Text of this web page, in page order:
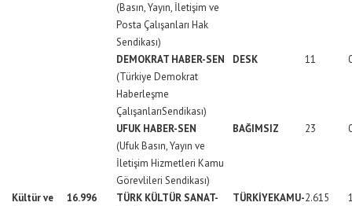
(Basın, Yayın, İletişim ve
Posta Çalışanları Hak
Sendikası)
DEMOKRAT HABER-SEN
DESK 11
(Türkiye Demokrat
Haberleşme
ÇalışanlarıSendikası)
UFUK HABER-SEN
BAĞIMSIZ 23
(Ufuk Basın, Yayın ve
İletişim Hizmetleri Kamu
Görevlileri Sendikası)
Kültür ve
16.996
TÜRK KÜLTÜR SANAT-
TÜRKİYEKAMU-2.615